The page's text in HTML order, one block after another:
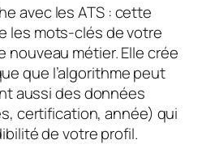
avec les ATS : cette
les mots-clés de votre
nouveau métier. Elle crée
que l’algorithme peut
aussi des données
certification, année) qui
de votre profil.